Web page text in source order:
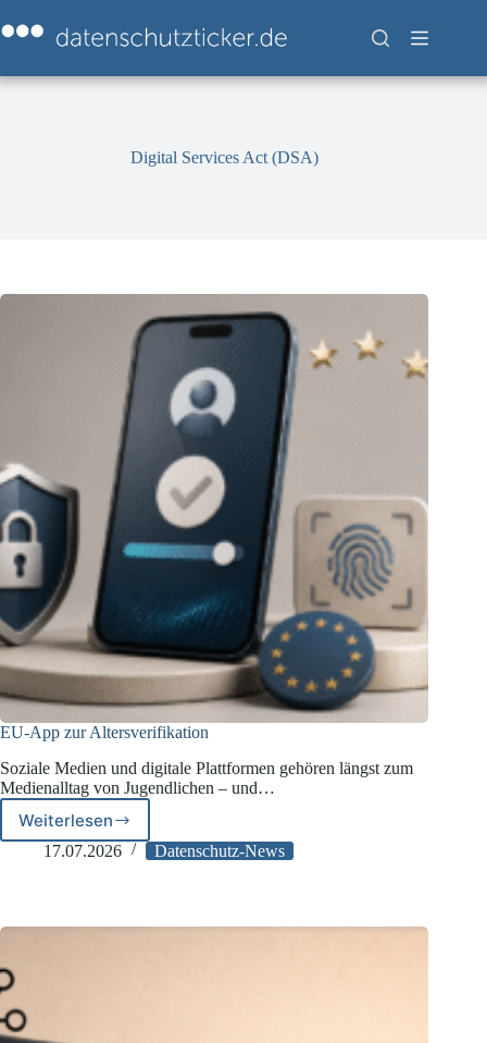
Inhalt
springen
Digital Services Act (DSA)
EU-App zur Altersverifikation
Soziale Medien und digitale Plattformen gehören längst zum
Medienalltag von Jugendlichen – und…
Weiterlesen
EU-
App
17.07.2026 Datenschutz-News